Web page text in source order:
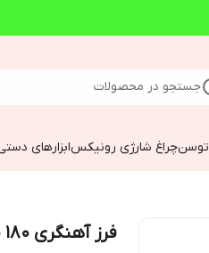
جستجو در محصولات
توسنچراغ شارژی رونیکسابزارهای